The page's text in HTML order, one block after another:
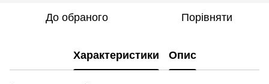
До обраного Порівняти
Характеристики Опис